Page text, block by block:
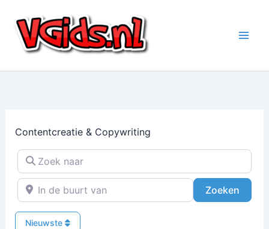
naar
inhoud
Contentcreatie & Copywriting
Zoek naar
In de buurt van
Zoeken
Nieuwste